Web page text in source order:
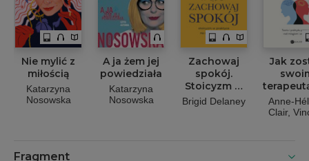
Nie mylić z
miłością
Katarzyna
Nosowska
A ja żem jej
powiedziała
Katarzyna
Nosowska
Zachowaj
spokój.
Stoicyzm w
praktyce na
dzisiejsze
Brigid Delaney
Jak
i
Anne-
Clair,
Fragment